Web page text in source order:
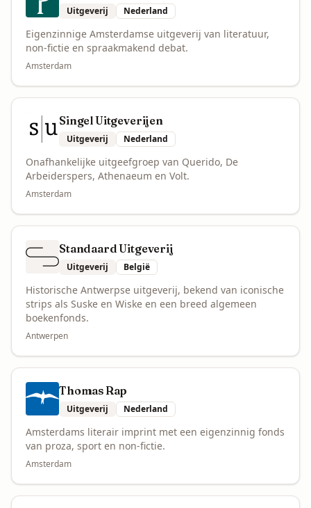
Uitgeverij Nederland
Eigenzinnige Amsterdamse uitgeverij van literatuur,
non-fictie en spraakmakend debat.
Amsterdam
Singel Uitgeverijen
Uitgeverij Nederland
Onafhankelijke uitgeefgroep van Querido, De
Arbeiderspers, Athenaeum en Volt.
Amsterdam
Standaard Uitgeverij
Uitgeverij België
Historische Antwerpse uitgeverij, bekend van iconische
strips als Suske en Wiske en een breed algemeen
boekenfonds.
Antwerpen
Thomas Rap
Uitgeverij Nederland
Amsterdams literair imprint met een eigenzinnig fonds
van proza, sport en non-fictie.
Amsterdam